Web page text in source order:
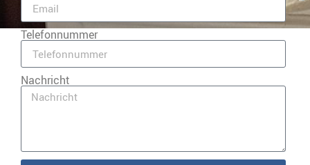
Telefonnummer
Nachricht